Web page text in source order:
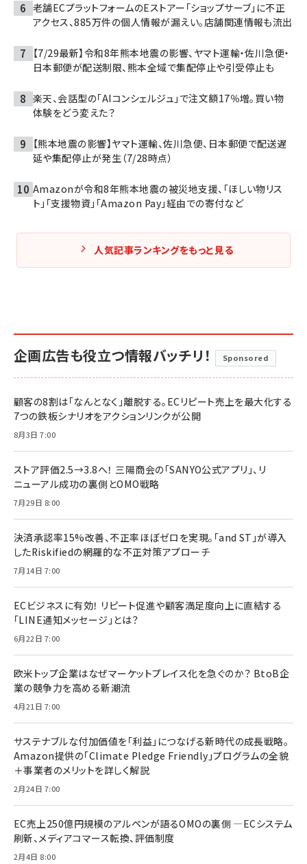
老舗ECプラットフォームのEストアー「ショップサーブ」に不正
アクセス、885万件の個人情報が漏えい。店舗関連情報も流出
【7/29最新】令和8年熊本地震の影響、ヤマト運輸・佐川急便・
日本郵便が配送制限、熊本全域で集配停止や引受停止も
楽天、会話型の「AIコンシェルジュ」で注文額17％増。買い物
体験をどう変えた？
【熊本地震の影響】ヤマト運輸、佐川急便、日本郵便で配送遅
延や集配停止が発生（7/28時点）
Amazonが令和8年熊本地震の被災地支援、「ほしい物リス
ト」「支援物資」「Amazon Pay」経由での寄付など
人気記事ランキングをもっと見る
企画広告も役立つ情報バッチリ！ Sponsored
顧客の8割は「なんとなく」離脱する。ECリピート売上を最大化する
7つの鉄板シナリオをアクションリンクが公開
8月3日 7:00
ストア評価2.5→3.8へ！ 三陽商会の「SANYO公式アプリ」、リ
ニューアル成功の裏側とOMO戦略
7月29日 8:00
決済承認率15%改善、不正率ほぼゼロを実現。「and ST」が導入
したRiskifiedの網羅的な不正対策アプローチ
7月14日 7:00
ECビジネスに有効！ リピート促進や顧客満足度向上に直結する
「LINE通知メッセージ」とは？
6月22日 7:00
欧米トップ企業はなぜマーケットプレイス化を急ぐのか？ BtoB企
業の競争力を高める新潮流
4月21日 7:00
サステナブルな付加価値を「利益」につなげる新時代の成長戦略。
Amazon提供の「Climate Pledge Friendly」プログラムの全貌
＋事業者のメリットを詳しく解説
2月24日 7:00
EC売上250億円規模のアルペンが語るOMOの裏側 ―ECシステム
刷新、メディアコマース転換、評価制度
2月4日 8:00